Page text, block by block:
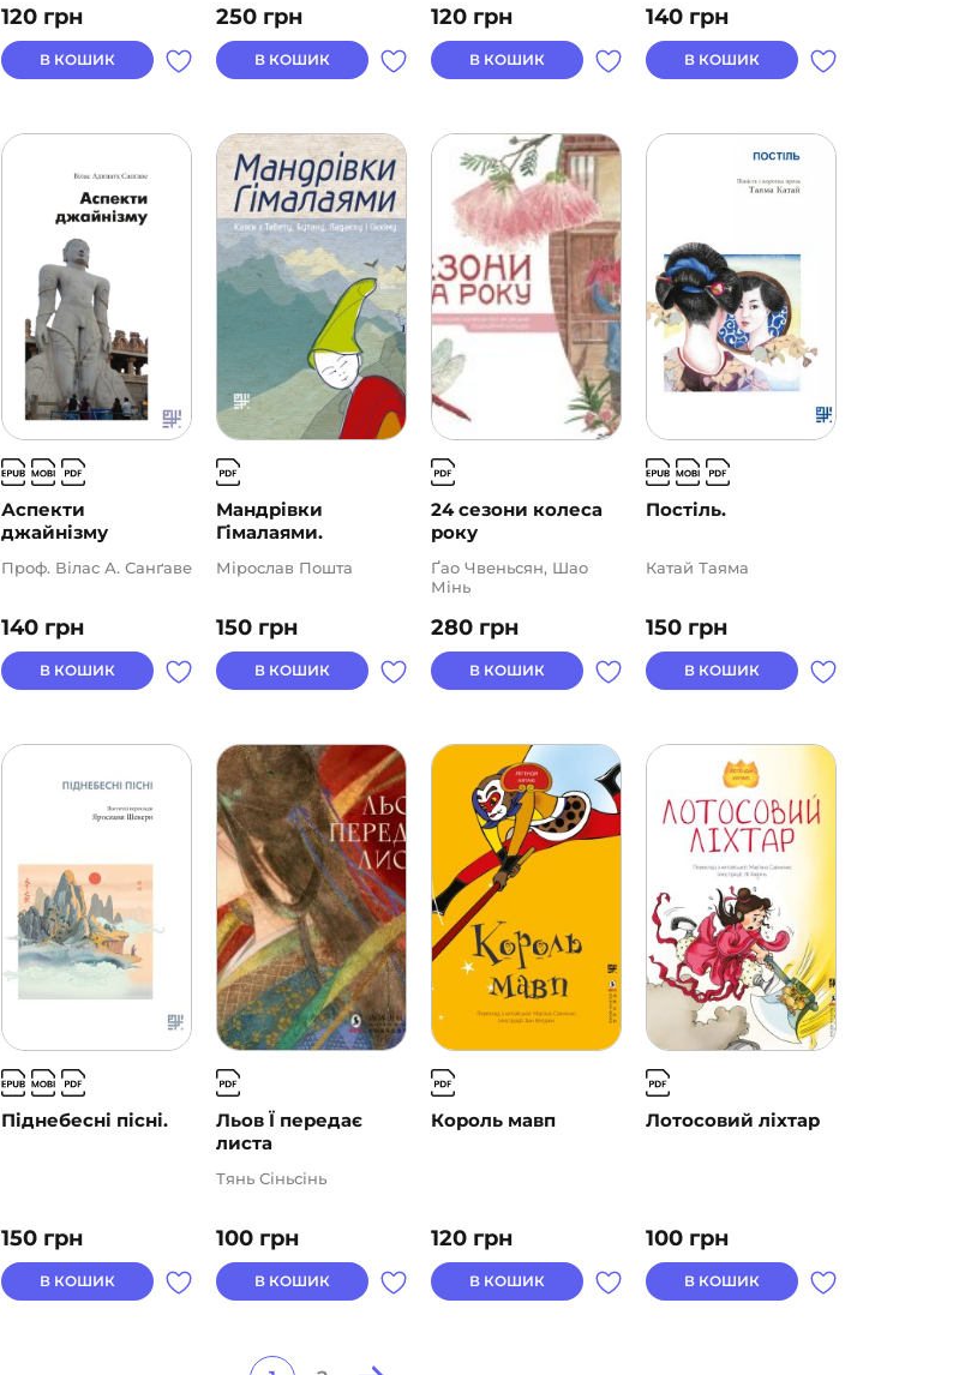
120 грн
В КОШИК
250 грн
В КОШИК
120 грн
В КОШИК
140 грн
В КОШИК
Аспекти
джайнізму
140 грн
Проф. Вілас А. Санґаве
В КОШИК
Мандрівки
Гімалаями.
150 грн
Мірослав Пошта
В КОШИК
24 сезони колеса
року
280 грн
Ґао Чвеньсян, Шао
Мінь
В КОШИК
Постіль.
150 грн
Катай Таяма
В КОШИК
Піднебесні пісні.
150 грн
В КОШИК
Льов Ї передає
листа
100 грн
Тянь Сіньсінь
В КОШИК
Король мавп
120 грн
В КОШИК
Лотосовий ліхтар
100 грн
В КОШИК